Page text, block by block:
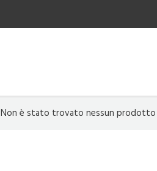
Non è stato trovato nessun prodotto